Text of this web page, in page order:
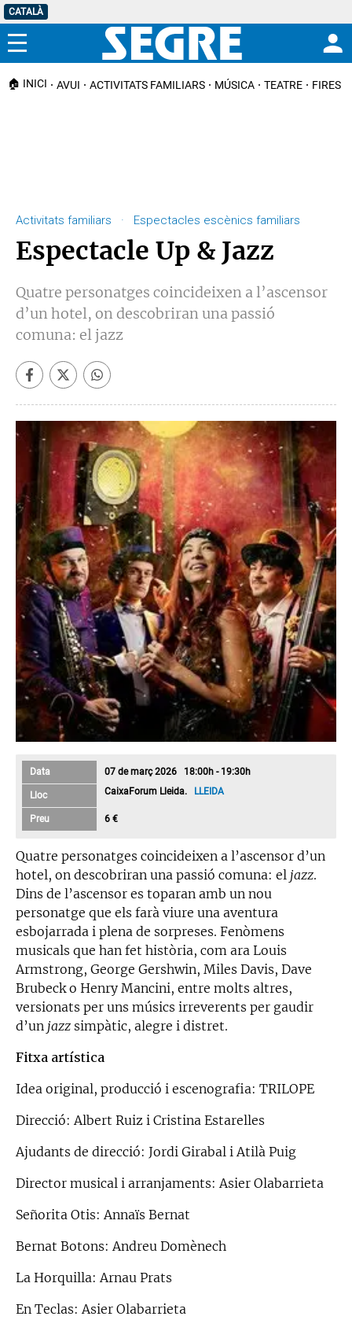
CATALÀ
Menú
🏠 INICI AVUI ACTIVITATS FAMILIARS MÚSICA TEATRE FIRES I
Activitats familiars · Espectacles escènics familiars
Espectacle Up & Jazz
Quatre personatges coincideixen a l’ascensor
d’un hotel, on descobriran una passió
comuna: el jazz
Data 07 de març 2026 18:00h - 19:30h
Lloc CaixaForum Lleida. LLEIDA
Preu 6 €
Quatre personatges coincideixen a l’ascensor d’un
hotel, on descobriran una passió comuna: el jazz.
Dins de l’ascensor es toparan amb un nou
personatge que els farà viure una aventura
esbojarrada i plena de sorpreses. Fenòmens
musicals que han fet història, com ara Louis
Armstrong, George Gershwin, Miles Davis, Dave
Brubeck o Henry Mancini, entre molts altres,
versionats per uns músics irreverents per gaudir
d’un jazz simpàtic, alegre i distret.
Fitxa artística
Idea original, producció i escenografia: TRILOPE
Direcció: Albert Ruiz i Cristina Estarelles
Ajudants de direcció: Jordi Girabal i Atilà Puig
Director musical i arranjaments: Asier Olabarrieta
Señorita Otis: Annaïs Bernat
Bernat Botons: Andreu Domènech
La Horquilla: Arnau Prats
En Teclas: Asier Olabarrieta